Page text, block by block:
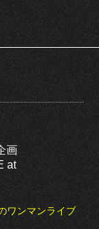
画
at
ワンマンライブ